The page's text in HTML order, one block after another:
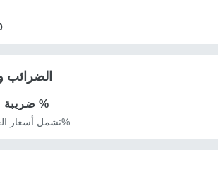
الضرائب
ضريبة 5 %
تشمل أسعار الغرف عادةً الضرائب.5%